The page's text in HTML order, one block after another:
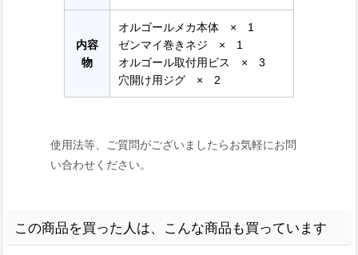
内容
物
オルゴールメカ本体 × 1
ゼンマイ巻きネジ × 1
オルゴール取付用ビス × 3
穴開け用ジグ × 2
使用法等、ご質問がございましたらお気軽にお問
い合わせください。
この商品を買った人は、こんな商品も買っています